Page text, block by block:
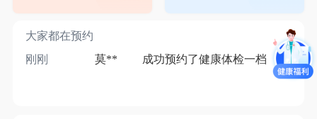
大家都在预约
刚刚
莫** 成功预约了健康体检一档 1分